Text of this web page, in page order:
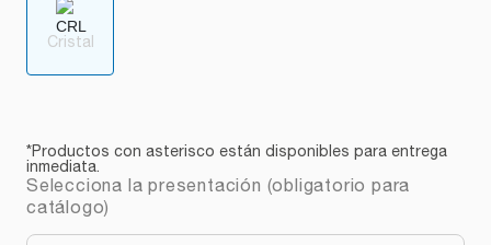
Cristal
*Productos con asterisco están disponibles para entrega
inmediata.
Selecciona la presentación (obligatorio para
catálogo)